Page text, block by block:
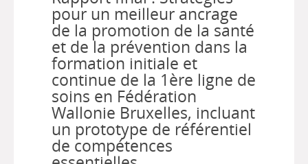
pour un meilleur ancrage
de la promotion de la santé
et de la prévention dans la
formation initiale et
continue de la 1ère ligne de
soins en Fédération
Wallonie Bruxelles, incluant
un prototype de référentiel
de compétences